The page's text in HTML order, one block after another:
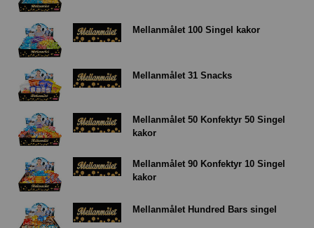
Mellanmålet 100 Singel kakor
Mellanmålet 31 Snacks
Mellanmålet 50 Konfektyr 50 Singel
kakor
Mellanmålet 90 Konfektyr 10 Singel
kakor
Mellanmålet Hundred Bars singel